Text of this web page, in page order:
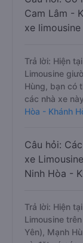
Cam Lâm -
xe
Trả lời: Hiện
Limousine
Hùng, bạn có
các nhà xe
Hòa - Khánh
Câu hỏi:
xe
Ninh Hòa -
Trả lời: Hiện
Limousine
Yên), Mạnh